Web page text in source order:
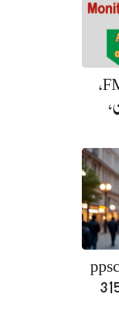
فنانشل مانیٹرنگ یونٹ FMU،